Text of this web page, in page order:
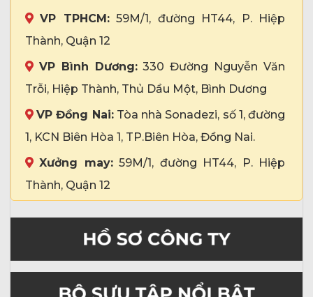
VP TPHCM:59M/1, đường HT44, P. Hiệp
Thành, Quận 12
VP Bình Dương:330 Đường Nguyễn Văn
Trỗi, Hiệp Thành, Thủ Dầu Một, Bình Dương
VP Đồng Nai:Tòa nhà Sonadezi, số 1, đường
1, KCN Biên Hòa 1, TP.Biên Hòa, Đồng Nai.
Xưởng may:59M/1, đường HT44, P. Hiệp
Thành, Quận 12